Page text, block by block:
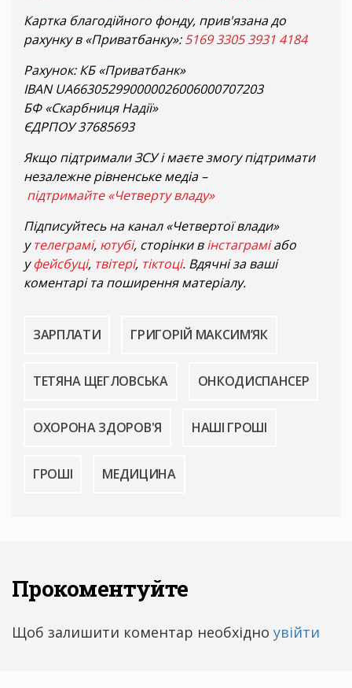
Картка благодійного фонду, прив'язана до
рахунку в «Приватбанку»:5169 3305 3931 4184
Рахунок: КБ «Приватбанк»
IBAN UA663052990000026006000707203
БФ «Скарбниця Надії»
ЄДРПОУ 37685693
Якщо підтримали ЗСУ і маєте змогу підтримати
незалежне рівненське медіа –
підтримайте «Четверту владу»
Підписуйтесь на канал «Четвертої влади»
утелеграмі, ютубі, сторінки вінстаграміабо
уфейсбуці, твітері, тіктоці. Вдячні за ваші
коментарі та поширення матеріалу.
ЗАРПЛАТИ ГРИГОРІЙ МАКСИМ’ЯК
ТЕТЯНА ЩЕГЛОВСЬКА ОНКОДИСПАНСЕР
ОХОРОНА ЗДОРОВ'Я НАШІ ГРОШІ
ГРОШІ МЕДИЦИНА
Прокоментуйте
Щоб залишити коментар необхідно увійти